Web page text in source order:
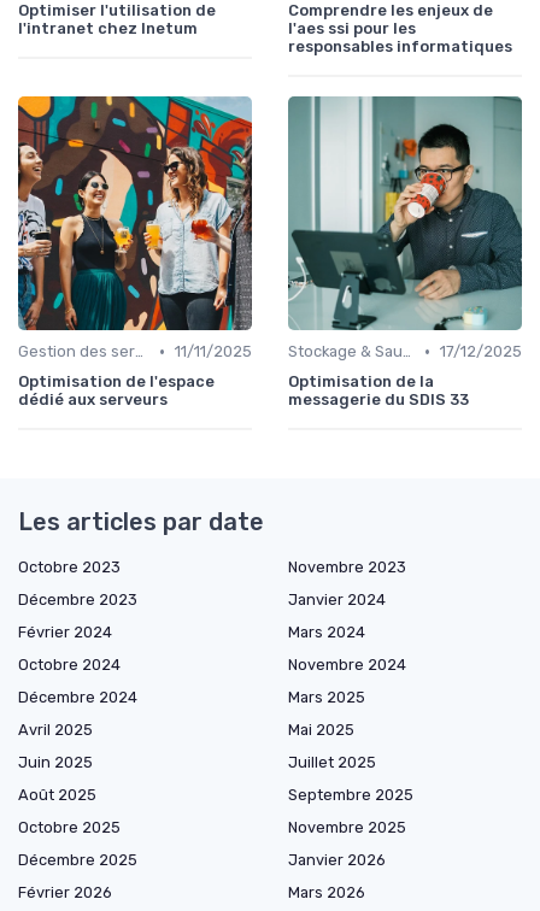
Optimiser l'utilisation de
l'intranet chez Inetum
Comprendre les enjeux de
l'aes ssi pour les
responsables informatiques
Gestion des serveurs • 11/11/2025
Optimisation de l'espace
dédié aux serveurs
Stockage & Sauvegarde • 17/12/2025
Optimisation de la
messagerie du SDIS 33
Les articles par date
Octobre 2023
Novembre 2023
Décembre 2023
Janvier 2024
Février 2024
Mars 2024
Octobre 2024
Novembre 2024
Décembre 2024
Mars 2025
Avril 2025
Mai 2025
Juin 2025
Juillet 2025
Août 2025
Septembre 2025
Octobre 2025
Novembre 2025
Décembre 2025
Janvier 2026
Février 2026
Mars 2026